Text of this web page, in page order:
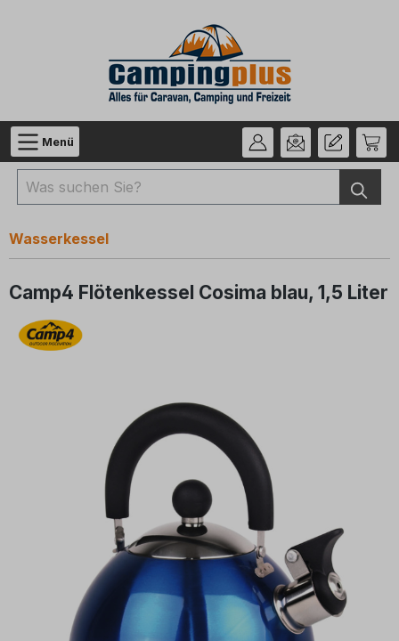
Zum Hauptinhalt springen
Menü
Wasserkessel
Camp4 Flötenkessel Cosima blau, 1,5 Liter
Bildergalerie überspringen